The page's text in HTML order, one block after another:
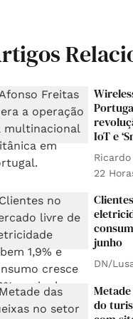
IoT e
22
junho
DN/
do